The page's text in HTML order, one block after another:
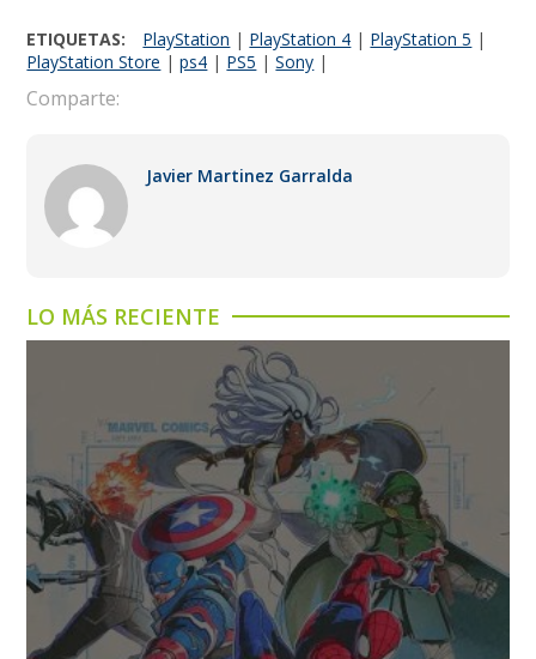
ETIQUETAS: PlayStation | PlayStation 4 | PlayStation 5 |
PlayStation Store |ps4 | PS5 |Sony |
Comparte:
Javier Martinez Garralda
LO MÁS RECIENTE